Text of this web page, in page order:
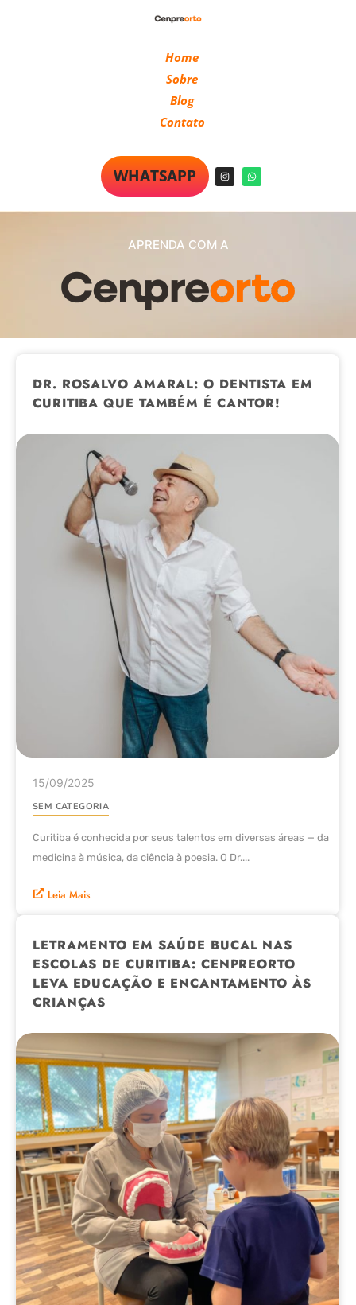
Home
Sobre
Blog
Contato
WHATSAPP
APRENDA COM A
DR. ROSALVO AMARAL: O DENTISTA EM
CURITIBA QUE TAMBÉM É CANTOR!
15/09/2025
SEM CATEGORIA
Curitiba é conhecida por seus talentos em diversas áreas — da
medicina à música, da ciência à poesia. O Dr....
Leia Mais
LETRAMENTO EM SAÚDE BUCAL NAS
ESCOLAS DE CURITIBA: CENPREORTO
LEVA EDUCAÇÃO E ENCANTAMENTO ÀS
CRIANÇAS